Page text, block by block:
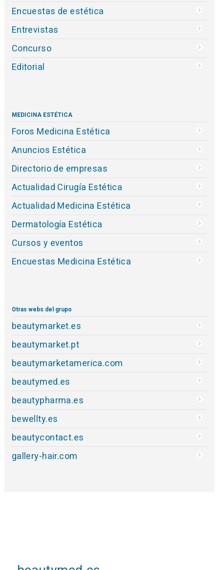
Encuestas de estética
Entrevistas
Concurso
Editorial
MEDICINA ESTÉTICA
Foros Medicina Estética
Anuncios Estética
Directorio de empresas
Actualidad Cirugía Estética
Actualidad Medicina Estética
Dermatología Estética
Cursos y eventos
Encuestas Medicina Estética
Otras webs del grupo
beautymarket.es
beautymarket.pt
beautymarketamerica.com
beautymed.es
beautypharma.es
bewellty.es
beautycontact.es
gallery-hair.com